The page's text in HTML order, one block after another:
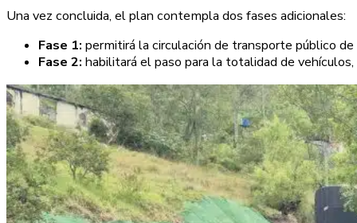
Una vez concluida, el plan contempla dos fases adicionales:
Fase 1: permitirá la circulación de transporte público
Fase 2: habilitará el paso para la totalidad de